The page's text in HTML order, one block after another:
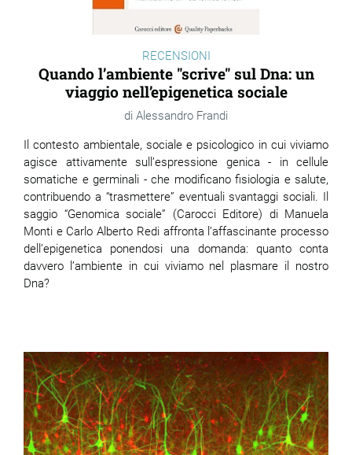
RECENSIONI
Quando l’ambiente "scrive" sul Dna: un
viaggio nell’epigenetica sociale
Alessandro Frandi
Il contesto ambientale, sociale e psicologico in cui viviamo
agisce attivamente sull’espressione genica - in cellule
somatiche e germinali - che modificano fisiologia e salute,
contribuendo a “trasmettere” eventuali svantaggi sociali. Il
saggio “Genomica sociale” (Carocci Editore) di Manuela
Monti e Carlo Alberto Redi affronta l’affascinante processo
dell’epigenetica ponendosi una domanda: quanto conta
davvero l’ambiente in cui viviamo nel plasmare il nostro
Dna?